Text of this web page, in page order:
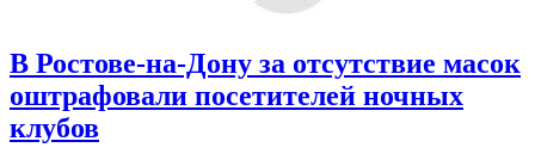
В Ростове-на-Дону за отсутствие масок
оштрафовали посетителей ночных
клубов